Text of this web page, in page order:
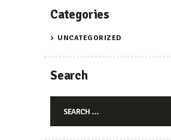
Categories
UNCATEGORIZED
Search